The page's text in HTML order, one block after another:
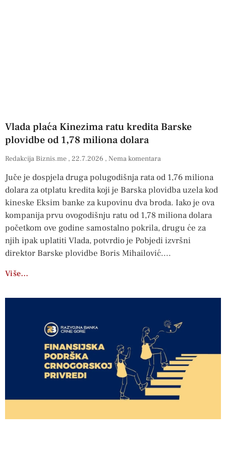
Vlada plaća Kinezima ratu kredita Barske
plovidbe od 1,78 miliona dolara
Redakcija Biznis.me 22.7.2026 Nema komentara
Juče je dospjela druga polugodišnja rata od 1,76 miliona
dolara za otplatu kredita koji je Barska plovidba uzela kod
kineske Eksim banke za kupovinu dva broda. Iako je ova
kompanija prvu ovogodišnju ratu od 1,78 miliona dolara
početkom ove godine samostalno pokrila, drugu će za
njih ipak uplatiti Vlada, potvrdio je Pobjedi izvršni
direktor Barske plovidbe Boris Mihailović.
Više…